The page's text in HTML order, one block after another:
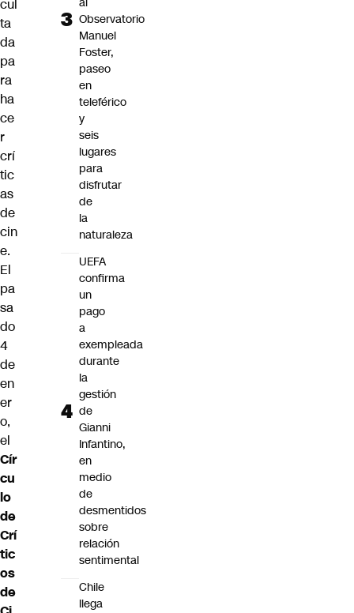
cul
ta
da
pa
ra
ha
ce
r
crí
tic
as
de
cin
e.
El
pa
sa
do
4
de
en
er
o,
el
Cír
cu
lo
de
Crí
tic
os
de
Observatorio
Manuel
Foster,
paseo
en
teleférico
y
seis
lugares
para
disfrutar
de
la
naturaleza
UEFA
confirma
un
pago
a
exempleada
durante
la
gestión
de
Gianni
Infantino,
en
medio
de
desmentidos
sobre
relación
sentimental
Chile
llega